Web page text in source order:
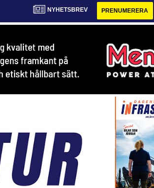
NYHETSBREV PRENUMERERA